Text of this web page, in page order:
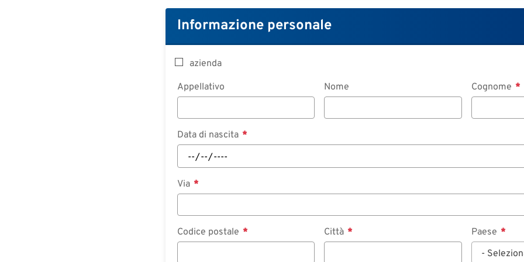
Informazione personale
azienda
Appellativo
Nome Cognome
Data di nascita
Via
Codice postale Città
Paese
-